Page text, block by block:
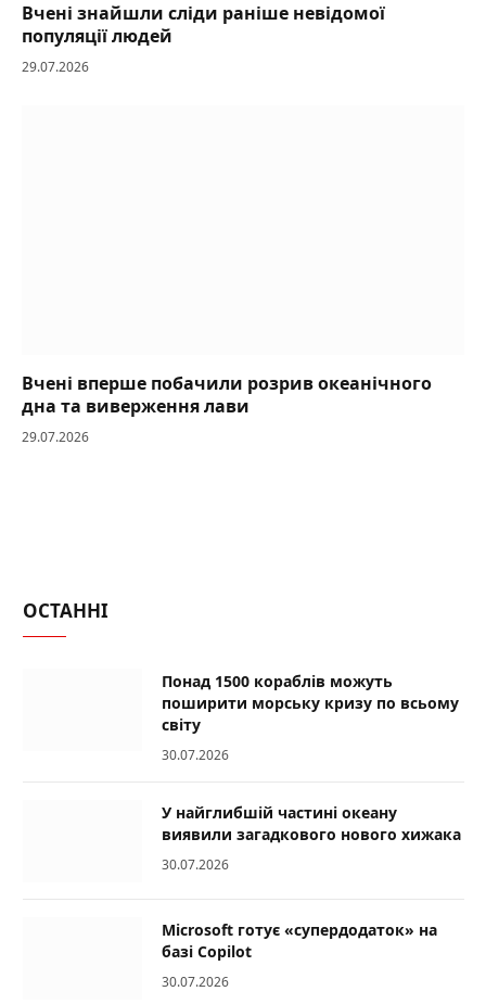
Вчені знайшли сліди раніше невідомої
популяції людей
29.07.2026
Вчені вперше побачили розрив океанічного
дна та виверження лави
29.07.2026
ОСТАННІ
Понад 1500 кораблів можуть
поширити морську кризу по всьому
світу
30.07.2026
У найглибшій частині океану
виявили загадкового нового хижака
30.07.2026
Microsoft готує «супердодаток» на
базі Copilot
30.07.2026